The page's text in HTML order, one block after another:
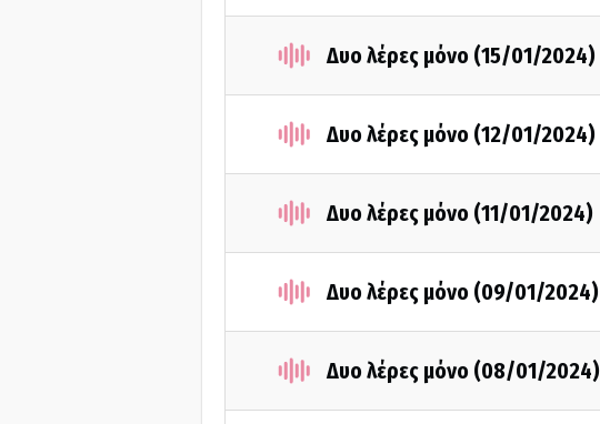
Δυο λέρες μόνο (15/01/2024)
Δυο λέρες μόνο (12/01/2024)
Δυο λέρες μόνο (11/01/2024)
Δυο λέρες μόνο (09/01/2024)
Δυο λέρες μόνο (08/01/2024)